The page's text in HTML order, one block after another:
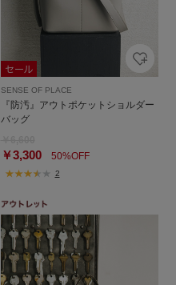
SENSE OF PLACE
『防汚』アウトポケットショルダー
バッグ
￥3,30050%OFF
2